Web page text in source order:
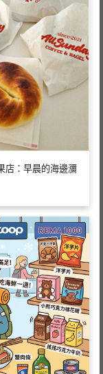
店：早晨的海邊瀰